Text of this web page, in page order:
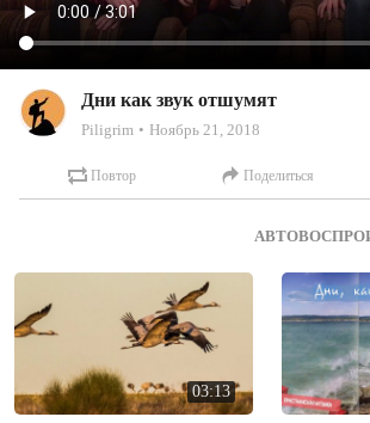
Дни как звук отшумят
Piligrim Ноябрь 21, 2018
Повтор Поделиться
03:13